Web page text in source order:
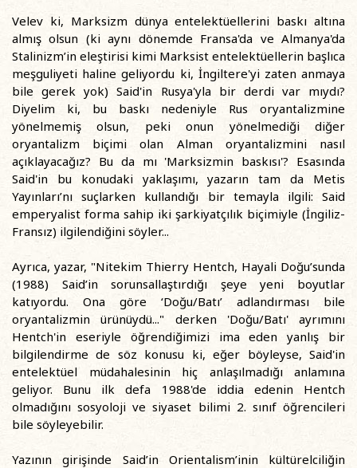
Velev ki, Marksizm dünya entelektüellerini baskı altına
almış olsun (ki aynı dönemde Fransa'da ve Almanya'da
Stalinizm’in eleştirisi kimi Marksist entelektüellerin başlıca
meşguliyeti haline geliyordu ki, İngiltere'yi zaten anmaya
bile gerek yok) Said'in Rusya'yla bir derdi var mıydı?
Diyelim ki, bu baskı nedeniyle Rus oryantalizmine
yönelmemiş olsun, peki onun yönelmediği diğer
oryantalizm biçimi olan Alman oryantalizmini nasıl
açıklayacağız? Bu da mı 'Marksizmin baskısı'? Esasında
Said'in bu konudaki yaklaşımı, yazarın tam da Metis
Yayınları’nı suçlarken kullandığı bir temayla ilgili: Said
emperyalist forma sahip iki şarkiyatçılık biçimiyle (İngiliz-
Fransız) ilgilendiğini söyler...
Ayrıca, yazar, "Nitekim Thierry Hentch, Hayali Doğu’sunda
(1988) Said’in sorunsallaştırdığı şeye yeni boyutlar
katıyordu. Ona göre ‘Doğu/Batı’ adlandırması bile
oryantalizmin ürünüydü..." derken 'Doğu/Batı' ayrımını
Hentch'in eseriyle öğrendiğimizi ima eden yanlış bir
bilgilendirme de söz konusu ki, eğer böyleyse, Said'in
entelektüel müdahalesinin hiç anlaşılmadığı anlamına
geliyor. Bunu ilk defa 1988'de iddia edenin Hentch
olmadığını sosyoloji ve siyaset bilimi 2. sınıf öğrencileri
bile söyleyebilir.
Yazının girişinde Said’in Orientalism’inin kültürelciliğin